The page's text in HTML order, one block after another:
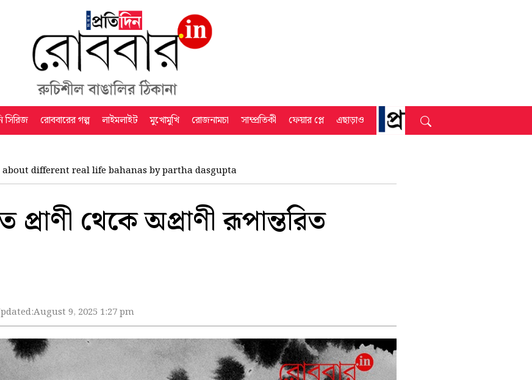
সিরিজ রোববারের গল্প লাইমলাইট মুখোমুখি রোজনামচা সাম্প্রতিকী ফেয়ার প্লে এছাড়াও
different real life bahanas by partha dasgupta
প্রাণী থেকে অপ্রাণী রূপান্তরিত
August 9, 2025 1:27 pm